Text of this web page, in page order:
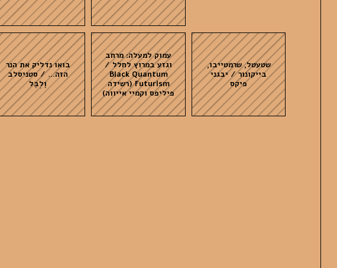
שטעטל, שרמטייבו,
בייקונור / יבגני
פיקס
עמוק למעלה: מרחב
וגזע במרוץ לחלל /
Black Quantum
Futurism (רשידה
פיליפס וקמיי אייווה)
בואו נדליק את הנר
הזה... / סטניסלב
וֶלְבֶּל